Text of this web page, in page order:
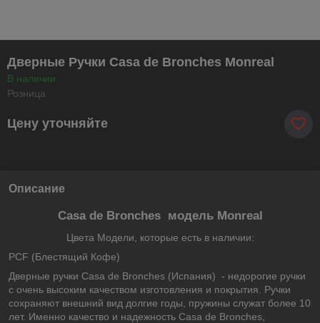
Дверные Ручки Casa de Bronches Monreal
В наличии
Розница
Цену уточняйте
Описание
Casa de Bronches модель Monreal
Цвета Модели, которые есть в наличии:
PCF (Блестящий Кофе)
Дверные ручки Casa de Bronches (Испания) - недорогие ручки
с очень высоким качеством изготовления и покрытия. Ручки
сохраняют внешний вид долгие годы, пружины служат более 10
лет. Именно качество и надежность Casa de Bronches,